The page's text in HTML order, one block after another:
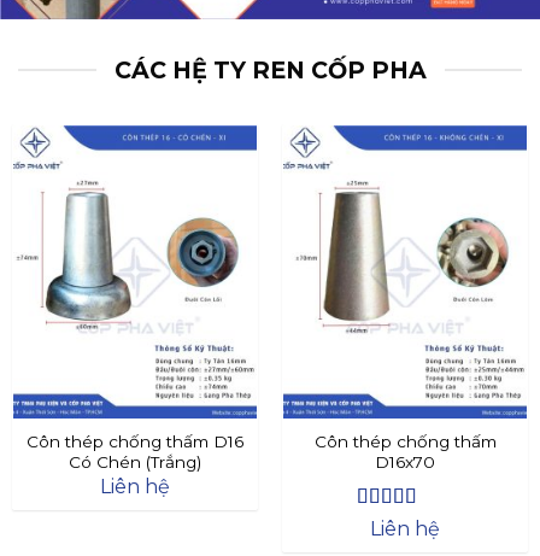
CÁC HỆ TY REN CỐP PHA
Côn thép chống thấm D16
Có Chén (Trắng)
Liên hệ
Côn thép chống thấm
D16x70
Được xếp
5
Liên hệ